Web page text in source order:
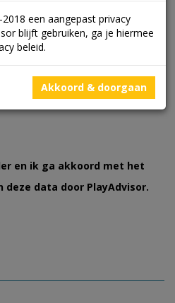
en ik ga akkoord met het
deze data door PlayAdvisor.
een aangepast privacy
blijft gebruiken, ga je hiermee
beleid.
Akkoord & doorgaan